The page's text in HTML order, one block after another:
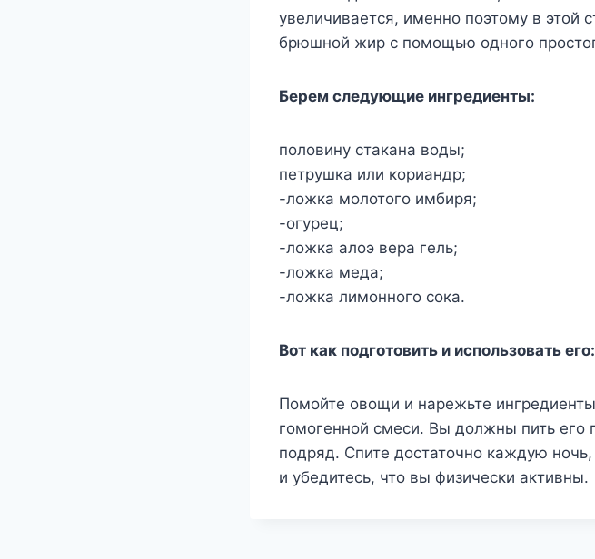
увеличивается, именно поэтому в этой
брюшной жир с помощью одного
Берем следующие ингредиенты:
половину стакана воды;
петрушка или кориандр;
-ложка молотого имбиря;
-огурец;
-ложка алоэ вера гель;
-ложка меда;
-ложка лимонного сока.
Вот как подготовить и использовать его:
Помойте овощи и нарежьте
гомогенной смеси. Вы должны пить его
подряд. Спите достаточно каждую
и убедитесь, что вы физически активны.